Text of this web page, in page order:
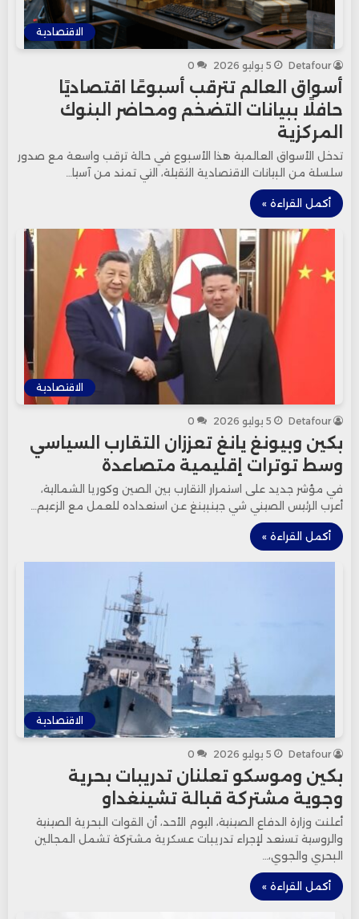
الاقتصادية
Detafour 5 يوليو 2026 0
أسواق العالم تترقب أسبوعًا اقتصاديًا
حافلًا ببيانات التضخم ومحاضر البنوك
المركزية
تدخل الأسواق العالمية هذا الأسبوع في حالة ترقب واسعة مع صدور
سلسلة من البيانات الاقتصادية الثقيلة، التي تمتد من آسيا…
أكمل القراءة »
الاقتصادية
Detafour 5 يوليو 2026 0
بكين وبيونغ يانغ تعززان التقارب السياسي
وسط توترات إقليمية متصاعدة
في مؤشر جديد على استمرار التقارب بين الصين وكوريا الشمالية،
أعرب الرئيس الصيني شي جينبينغ عن استعداده للعمل مع الزعيم…
أكمل القراءة »
الاقتصادية
Detafour 5 يوليو 2026 0
بكين وموسكو تعلنان تدريبات بحرية
وجوية مشتركة قبالة تشينغداو
أعلنت وزارة الدفاع الصينية، اليوم الأحد، أن القوات البحرية الصينية
والروسية تستعد لإجراء تدريبات عسكرية مشتركة تشمل المجالين
البحري والجوي،…
أكمل القراءة »